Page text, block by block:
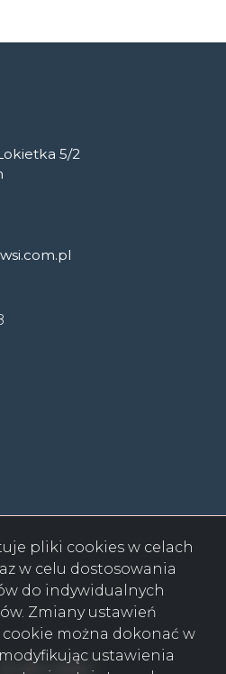
5/2
Facebook
Facebook
Facebook
Facebook
Facebook
Facebook
Facebook
pliki cookies w celach
w celu dostosowania
do indywidualnych
Zmiany ustawień
można dokonać w
ustawienia